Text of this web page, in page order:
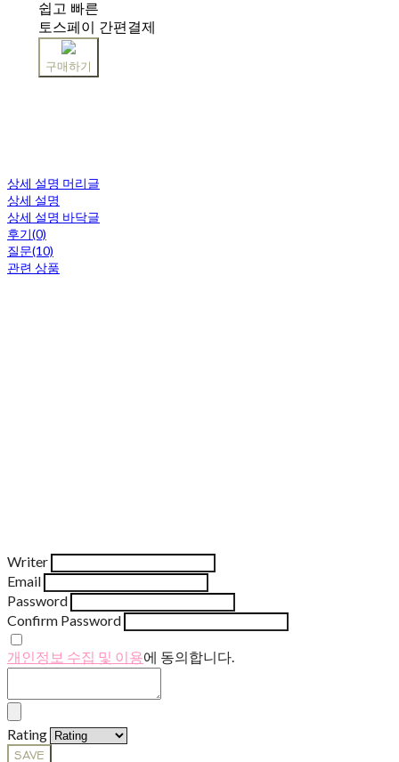
쉽고 빠른
토스페이 간편결제
구매하기
상세 설명 머리글
상세 설명
상세 설명 바닥글
후기(0)
질문(10)
관련 상품
Writer
Email
Password
Confirm Password
개인정보 수집 및 이용에 동의합니다.
Rating
SAVE